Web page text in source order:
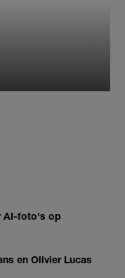
AI-foto's op
en Olivier Lucas